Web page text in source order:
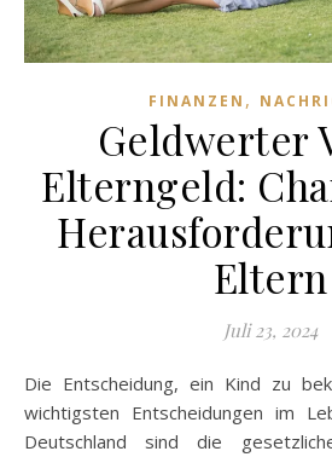
FINANZEN ,
Geldwerter
Elterngeld:
Eltern
Juli 23, 2024
Die Entscheidung, ein Kind zu bekommen, ist eine der
wichtigsten Entscheidungen im
Deutschland sind die